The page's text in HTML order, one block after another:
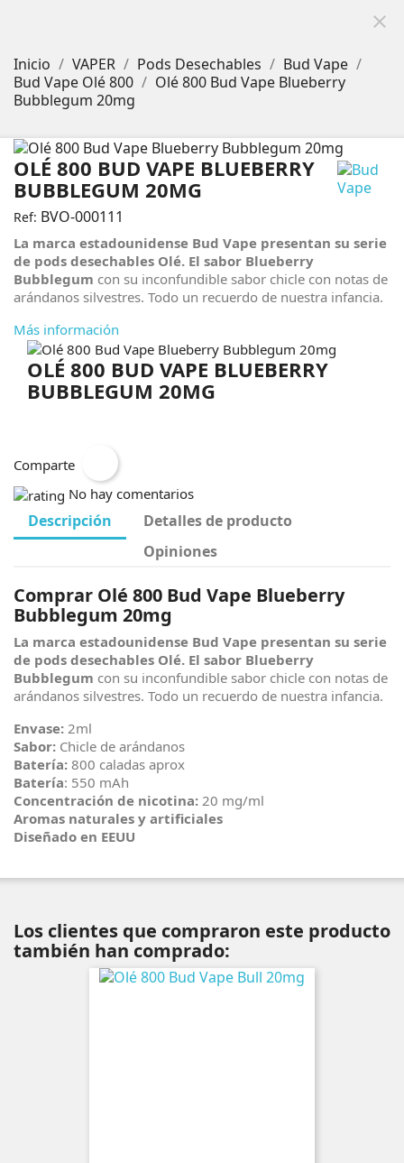
close
Inicio VAPER Pods Desechables
Bud Vape
Bud Vape Olé 800
Olé 800 Bud Vape Blueberry
Bubblegum 20mg
OLÉ 800 BUD VAPE BLUEBERRY
BUBBLEGUM 20MG
Ref: BVO-000111
La marca estadounidense Bud Vape presentan su serie
de pods desechables Olé. El sabor Blueberry
Bubblegum con su inconfundible sabor chicle con notas de
arándanos silvestres. Todo un recuerdo de nuestra infancia.
Más información
OLÉ 800 BUD VAPE BLUEBERRY
BUBBLEGUM 20MG
Comparte
No hay comentarios
Descripción
Detalles de producto
Opiniones
Comprar Olé 800 Bud Vape Blueberry
Bubblegum 20mg
La marca estadounidense Bud Vape presentan su serie
de pods desechables Olé. El sabor Blueberry
Bubblegum con su inconfundible sabor chicle con notas de
arándanos silvestres. Todo un recuerdo de nuestra infancia.
Envase: 2ml
Sabor: Chicle de arándanos
Batería: 800 caladas aprox
Batería: 550 mAh
Concentración de nicotina: 20 mg/ml
Aromas naturales y artificiales
Diseñado en EEUU
Los clientes que compraron este producto
también han comprado: